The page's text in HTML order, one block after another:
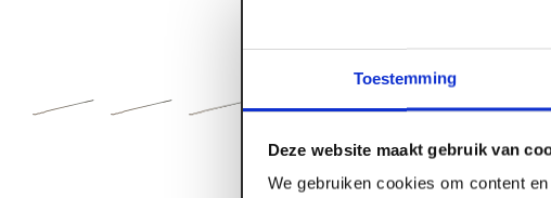
Toestemming
Deze website maakt gebruik van
We gebruiken cookies om content